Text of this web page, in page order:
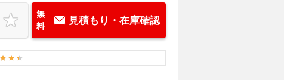
無
料
見積もり・在庫確認